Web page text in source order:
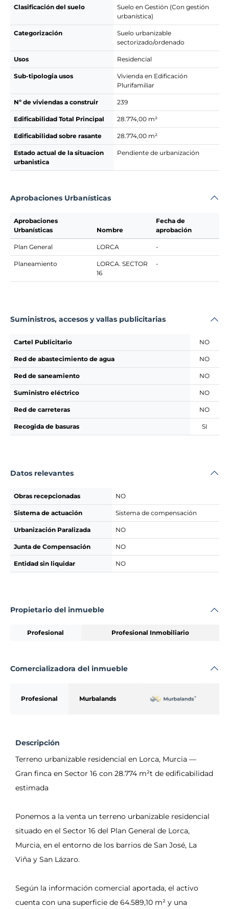
Clasificación del suelo
Suelo en Gestión (Con gestión
urbanística)
Categorización
Suelo urbanizable
sectorizado/ordenado
Usos Residencial
Sub-tipologia usos
Vivienda en Edificación
Plurifamiliar
Nº de viviendas a construir 239
Edificabilidad Total Principal 28.774,00 m²
Edificabilidad sobre rasante 28.774,00 m²
Estado actual de la situacion
urbanistica
Pendiente de urbanización
Aprobaciones Urbanísticas
Aprobaciones
Urbanísticas
Nombre
Fecha de
aprobación
Plan General LORCA -
Planeamiento
LORCA. SECTOR
16
-
Suministros, accesos y vallas publicitarias
Cartel Publicitario NO
Red de abastecimiento de agua NO
Red de saneamiento NO
Suministro eléctrico NO
Red de carreteras NO
Recogida de basuras SI
Datos relevantes
Obras recepcionadas NO
Sistema de actuación Sistema de compensación
Urbanización Paralizada NO
Junta de Compensación NO
Entidad sin liquidar NO
Propietario del inmueble
Profesional Profesional Inmobiliario
Comercializadora del inmueble
Profesional Murbalands
Descripción